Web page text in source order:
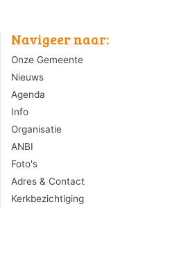
Navigeer naar:
Onze Gemeente
Nieuws
Agenda
Info
Organisatie
ANBI
Foto's
Adres & Contact
Kerkbezichtiging